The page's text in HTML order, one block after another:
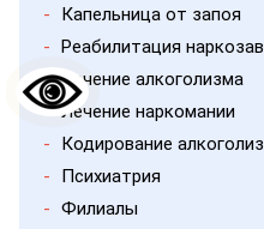
-
Капельница от запоя
- Реабилитация
- Лечение алкоголизма
- Лечение наркомании
-
Кодирование
-
Психиатрия
- Филиалы